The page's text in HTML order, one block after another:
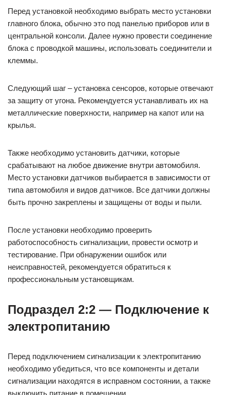
Перед установкой необходимо выбрать место установки
главного блока, обычно это под панелью приборов или в
центральной консоли. Далее нужно провести соединение
блока с проводкой машины, использовать соединители и
клеммы.
Следующий шаг – установка сенсоров, которые отвечают
за защиту от угона. Рекомендуется устанавливать их на
металлические поверхности, например на капот или на
крылья.
Также необходимо установить датчики, которые
срабатывают на любое движение внутри автомобиля.
Место установки датчиков выбирается в зависимости от
типа автомобиля и видов датчиков. Все датчики должны
быть прочно закреплены и защищены от воды и пыли.
После установки необходимо проверить
работоспособность сигнализации, провести осмотр и
тестирование. При обнаружении ошибок или
неисправностей, рекомендуется обратиться к
профессиональным установщикам.
Подраздел 2:2 — Подключение к
электропитанию
Перед подключением сигнализации к электропитанию
необходимо убедиться, что все компоненты и детали
сигнализации находятся в исправном состоянии, а также
выключить питание в помещении.